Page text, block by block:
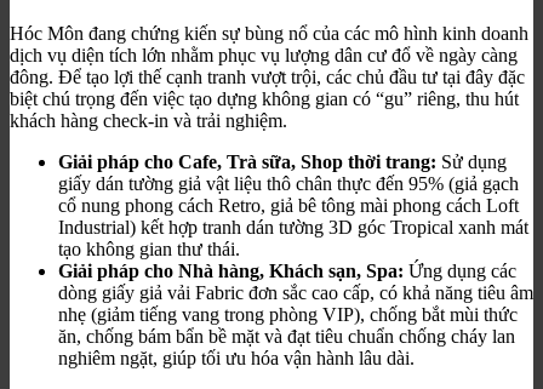
Hóc Môn đang chứng kiến sự bùng nổ của các mô hình kinh doanh
dịch vụ diện tích lớn nhằm phục vụ lượng dân cư đổ về ngày càng
đông. Để tạo lợi thế cạnh tranh vượt trội, các chủ đầu tư tại đây đặc
biệt chú trọng đến việc tạo dựng không gian có “gu” riêng, thu hút
khách hàng check-in và trải nghiệm.
Giải pháp cho Cafe, Trà sữa, Shop thời trang: Sử dụng
giấy dán tường giả vật liệu thô chân thực đến 95% (giả gạch
cổ nung phong cách Retro, giả bê tông mài phong cách Loft
Industrial) kết hợp tranh dán tường 3D góc Tropical xanh mát
tạo không gian thư thái.
Giải pháp cho Nhà hàng, Khách sạn, Spa: Ứng dụng các
dòng giấy giả vải Fabric đơn sắc cao cấp, có khả năng tiêu âm
nhẹ (giảm tiếng vang trong phòng VIP), chống bắt mùi thức
ăn, chống bám bẩn bề mặt và đạt tiêu chuẩn chống cháy lan
nghiêm ngặt, giúp tối ưu hóa vận hành lâu dài.